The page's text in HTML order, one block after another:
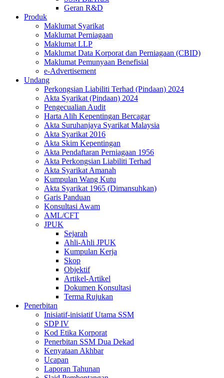
Geran R&D
Produk
Maklumat Syarikat
Maklumat Perniagaan
Maklumat LLP
Maklumat Data Korporat dan Perniagaan (CBID)
Maklumat Pemunyaan Benefisial
e-Advertisement
Undang
Perkongsian Liabiliti Terhad (Pindaan) 2024​​​​​​​​​​​​​
Akta Syarikat (Pindaan) 2024​​​​​​​​​​​​
Pengecualian Audit
Harta Alih Kepentingan Bercagar
Akta Suruhanjaya Syarikat Malaysia
Akta Syarikat 2016
Akta Skim Kepentingan
Akta Pendaftaran Perniagaan 1956
Akta Perkongsian Liabiliti Terhad
Akta Syarikat Amanah
Kumpulan Wang Kutu
Akta Syarikat 1965 (Dimansuhkan)
Garis Panduan
Konsultasi Awam
AML/CFT
JPUK
Sejarah
Ahli-Ahli JPUK
Kumpulan Kerja
Skop
Objektif
Artikel-Artikel
Dokumen Konsultasi
Terma Rujukan
Penerbitan
Inisiatif-inisiatif Utama SSM
SDP IV
Kod Etika Korporat
Penerbitan SSM Dua Dekad
Kenyataan Akhbar
Ucapan
Laporan Tahunan